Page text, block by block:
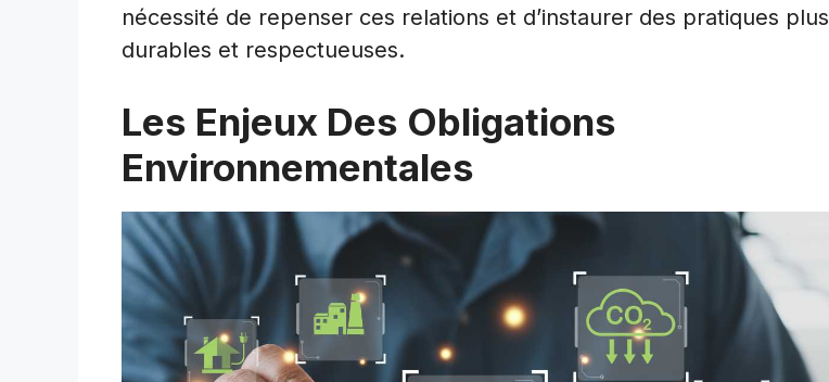
nécessité de repenser ces relations et d’instaurer des pratiques plus
durables et respectueuses.
Les Enjeux Des Obligations
Environnementales